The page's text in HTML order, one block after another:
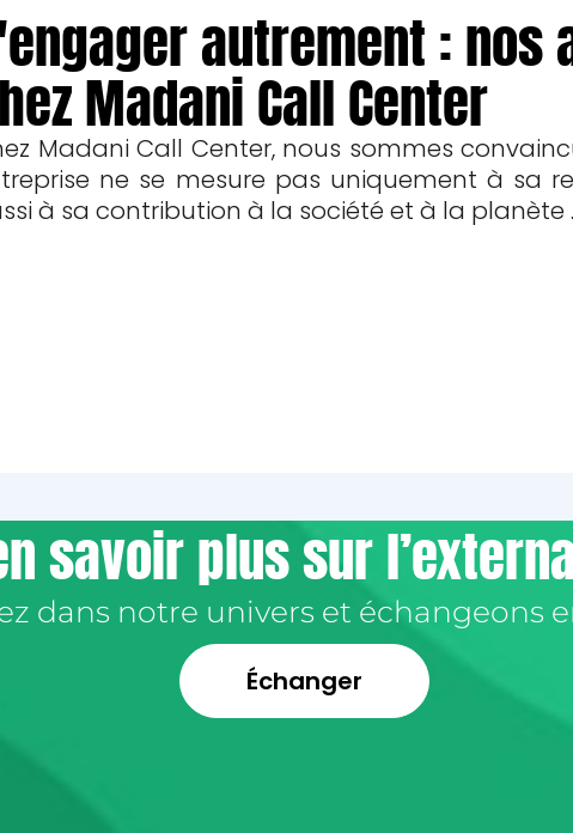
autrement : nos
Madani Call Center
Madani Call Center, nous sommes
ne se mesure pas uniquement à sa
à sa contribution à la société et à la planète
savoir plus sur
dans notre univers et échangeons
Échanger